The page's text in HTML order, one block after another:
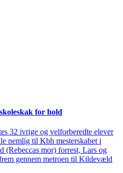
for hold
32 ivrige og velforberedte elever
nemlig til Kbh mesterskabet i
(Rebeccas mor) forrest, Lars og
gennem metroen til Kildevæld